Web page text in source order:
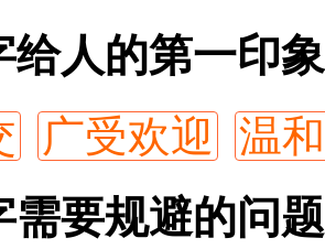
给人的第一印象
广受欢迎 温和
需要规避的问题